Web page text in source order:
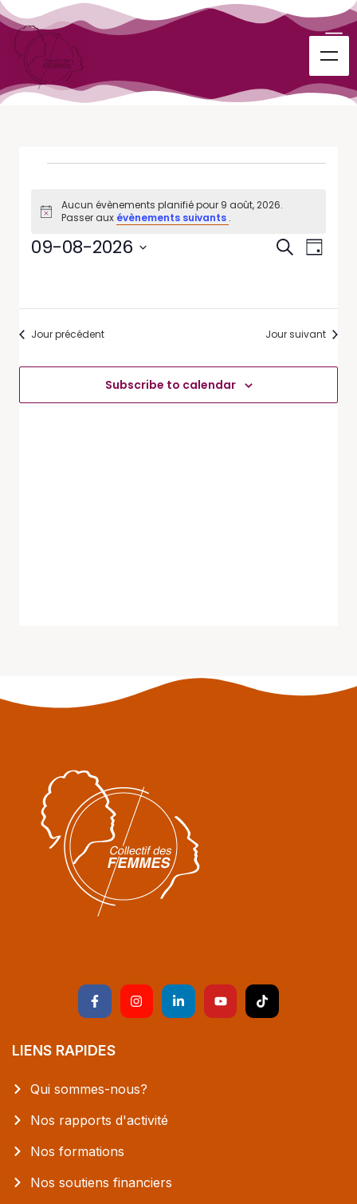
Notice
Aucun évènements planifié pour 9 août, 2026.
Passer aux évènements suivants .
de
vues
Recherche
de
Jour
09-08-2026
Jour précédent Jour suivant
Subscribe to calendar
LIENS RAPIDES
Qui sommes-nous?
Nos rapports d'activité
Nos formations
Nos soutiens financiers